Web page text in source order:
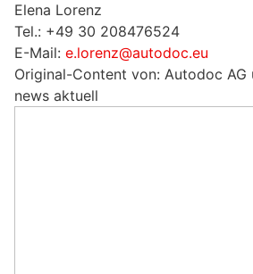
Elena Lorenz
Tel.: +49 30 208476524
E-Mail: e.lorenz@autodoc.eu
Original-Content von: Autodoc
news aktuell